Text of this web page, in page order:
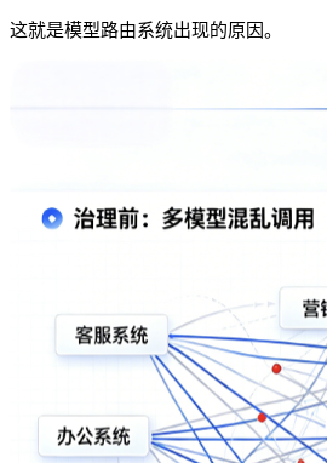
这就是模型路由系统出现的原因。